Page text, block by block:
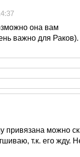
она вам
важно для
привязана можно
т.к. его жду.